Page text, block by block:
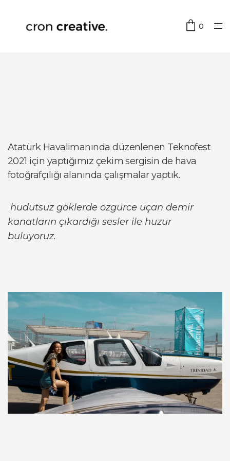
0
Atatürk Havalimanında düzenlenen Teknofest
2021 için yaptığımız çekim sergisin de hava
fotoğrafçılığı alanında çalışmalar yaptık.
hudutsuz göklerde özgürce uçan demir
kanatların çıkardığı sesler ile huzur
buluyoruz.